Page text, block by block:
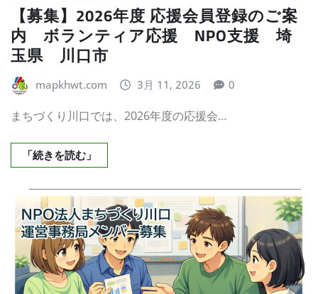
【募集】2026年度 応援会員登録のご案
内 ボランティア応援 NPO支援 埼
玉県 川口市
mapkhwt.com 3月 11, 2026 0
まちづくり川口では、2026年度の応援会…
「続きを読む」